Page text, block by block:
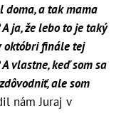
doma, a tak mama
ja, že lebo to je taký
októbri finále tej
vlastne, keď som sa
ale som
nám Juraj v